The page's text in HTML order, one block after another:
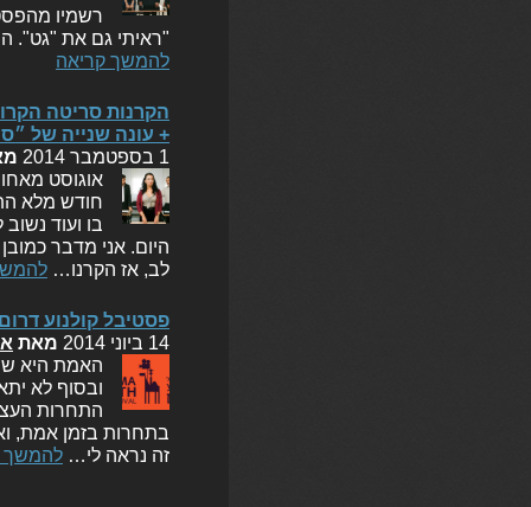
רשמיו
"ראיתי גם את "גט".
להמשך קריאה
הקרנות סריטה
+ עונה שנייה של
1 בספטמבר 2014
אוגוסט
חודש מלא
בו ועוד
היום. אני מדבר
לב, אז הקרנו…
פסטיבל קולנוע דרום 2014: סיכום אישי (במקום
14 ביוני 2014
מאת
האמת היא
ובסוף לא
התחרות
בתחרות בזמן אמת,
זה נראה לי… להמשך